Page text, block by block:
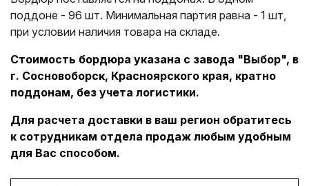
поддоне - 96 шт. Минимальная партия равна - 1 шт,
при условии наличия товара на складе.
Стоимость бордюра указана с завода "Выбор", в
г. Сосновоборск, Красноярского края, кратно
поддонам, без учета логистики.
Для расчета доставки в ваш регион обратитесь
к сотрудникам отдела продаж любым удобным
для Вас способом.